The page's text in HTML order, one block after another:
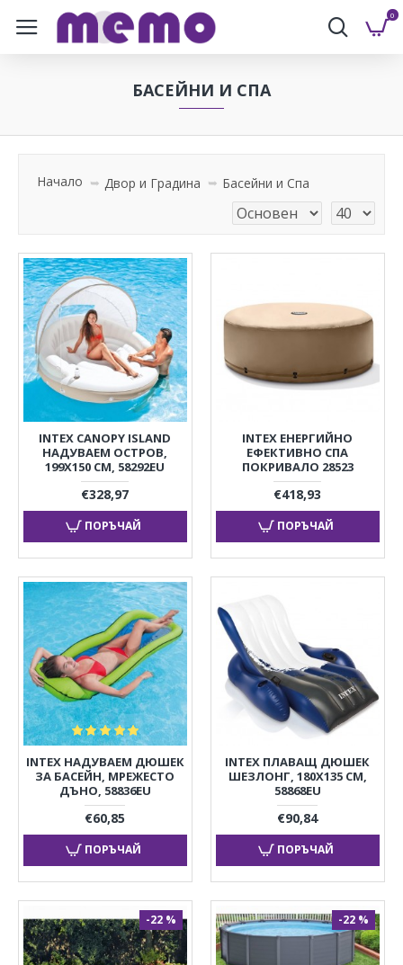
0
БАСЕЙНИ И СПА
Начало Двор и Градина Басейни и Спа
INTEX CANOPY ISLAND
НАДУВАЕМ ОСТРОВ,
199X150 СМ, 58292EU
€328,97
ПОРЪЧАЙ
INTEX ЕНЕРГИЙНО
ЕФЕКТИВНО СПА
ПОКРИВАЛО 28523
€418,93
ПОРЪЧАЙ
INTEX НАДУВАЕМ ДЮШЕК
ЗА БАСЕЙН, МРЕЖЕСТО
ДЪНО, 58836EU
€60,85
ПОРЪЧАЙ
INTEX ПЛАВАЩ ДЮШЕК
ШЕЗЛОНГ, 180X135 СМ,
58868EU
€90,84
ПОРЪЧАЙ
-22 % -22 %